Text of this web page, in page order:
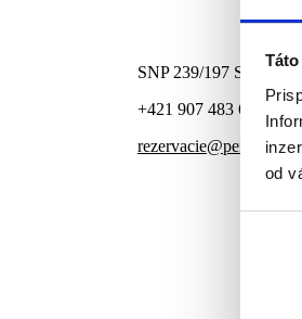
od
SNP 239/197 Smolenice
+421 907 483 694